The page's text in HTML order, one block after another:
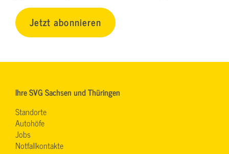
Jetzt abonnieren
Ihre SVG Sachsen und Thüringen
Standorte
Autohöfe
Jobs
Notfallkontakte